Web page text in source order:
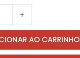
quantidade
AO CARRINHO